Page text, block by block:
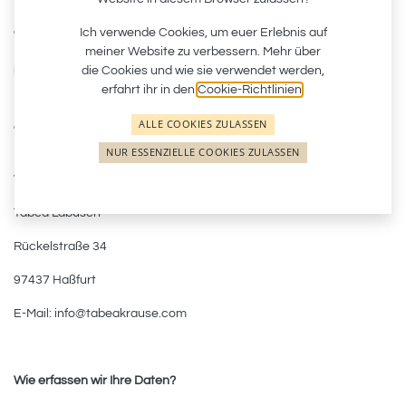
erhoben werden, erfolgt dies, soweit möglich, stets auf freiwilliger
Basis. Diese Daten werden ohne Ihre ausdrückliche Zustimmung
nicht an Dritte weitergegeben. Wir weisen darauf hin, dass die
Datenübertragung im Internet (z.B. bei der Kommunikation per E-
der Daten vor dem Zugriff durch Dritte ist nicht möglich.
Die verantwortliche Stelle für die Datenverarbeitung auf dieser
Website ist:
Tabea Labusch
Rückelstraße 34
97437 Haßfurt
E-Mail: info@tabeakrause.com
Wie erfassen wir Ihre Daten?
Ich verwende Cookies, um euer Erlebnis auf
meiner Website zu verbessern. Mehr über
die Cookies und wie sie verwendet werden,
erfahrt ihr in den Cookie-Richtlinien
ALLE COOKIES ZULASSEN
NUR ESSENZIELLE COOKIES ZULASSEN